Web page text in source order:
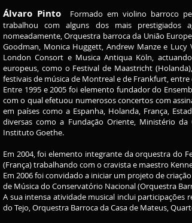
Álvaro Pinto Formado em violino barroco
trabalhou com alguns dos mais prestigiados
nomeadamente, Orquestra barroca da União
Goodman, Monica Huggett, Andrew Manze e Lucy
London Consort e Musica Antiqua Köln,
europeus, como o Festival de Maastricht (Holanda),
festivais de música de Montreal e de Frankfurt,
Entre 1995 e 2005 foi elemento fundador do
com o qual efetuou numerosos concertos com
em países como a Espanha, Holanda, França,
diversas como a Fundação Oriente, Ministério da
Instituto Goethe.
Em 2004, foi elemento integrante da orquestra do
(França) trabalhando com o cravista e maestro
Em 2006 foi convidado a iniciar um projeto de
de Música do Conservatório Nacional (Orquestra
A sua intensa atividade musical inclui participações
do Tejo, Orquestra Barroca da Casa de Mateus,